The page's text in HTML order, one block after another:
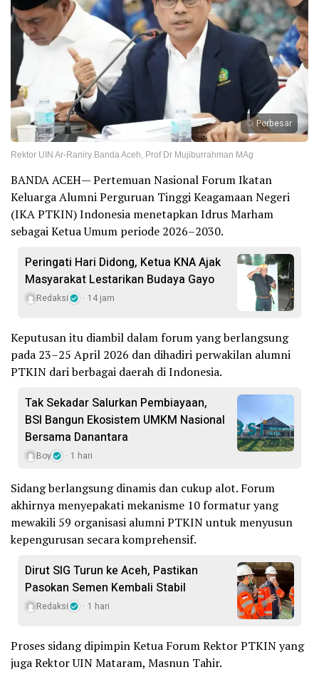
Perbesar
Rektor UIN Ar-Raniry Banda Aceh, Prof Dr Mujiburrahman MAg
BANDA ACEH— Pertemuan Nasional Forum Ikatan
Keluarga Alumni Perguruan Tinggi Keagamaan Negeri
(IKA PTKIN) Indonesia menetapkan Idrus Marham
sebagai Ketua Umum periode 2026–2030.
Peringati Hari Didong, Ketua KNA Ajak
Masyarakat Lestarikan Budaya Gayo
Redaksi 14 jam
Keputusan itu diambil dalam forum yang berlangsung
pada 23–25 April 2026 dan dihadiri perwakilan alumni
PTKIN dari berbagai daerah di Indonesia.
Tak Sekadar Salurkan Pembiayaan,
BSI Bangun Ekosistem UMKM Nasional
Bersama Danantara
Boy 1 hari
Sidang berlangsung dinamis dan cukup alot. Forum
akhirnya menyepakati mekanisme 10 formatur yang
mewakili 59 organisasi alumni PTKIN untuk menyusun
kepengurusan secara komprehensif.
Dirut SIG Turun ke Aceh, Pastikan
Pasokan Semen Kembali Stabil
Redaksi 1 hari
Proses sidang dipimpin Ketua Forum Rektor PTKIN yang
juga Rektor UIN Mataram, Masnun Tahir.